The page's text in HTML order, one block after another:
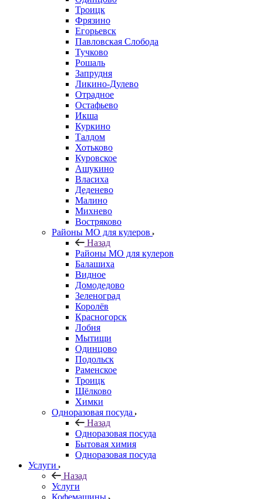
Троицк
Фрязино
Егорьевск
Павловская Слобода
Тучково
Рошаль
Запрудня
Ликино-Дулево
Отрадное
Остафьево
Икша
Куркино
Талдом
Хотьково
Куровское
Ашукино
Власиха
Деденево
Малино
Михнево
Востряково
Районы МО для кулеров
Назад
Районы МО для кулеров
Балашиха
Видное
Домодедово
Зеленоград
Королёв
Красногорск
Лобня
Мытищи
Одинцово
Подольск
Раменское
Троицк
Щёлково
Химки
Одноразовая посуда
Назад
Одноразовая посуда
Бытовая химия
Одноразовая посуда
Услуги
Назад
Услуги
Кофемашины